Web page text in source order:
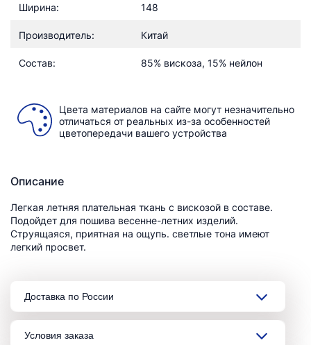
Ширина: 148
Производитель: Китай
Состав: 85% вискоза, 15% нейлон
Цвета материалов на сайте могут незначительно
отличаться от реальных из-за особенностей
цветопередачи вашего устройства
Описание
Легкая летняя плательная ткань с вискозой в составе.
Подойдет для пошива весенне-летних изделий.
Струящаяся, приятная на ощупь. светлые тона имеют
легкий просвет.
Доставка по России
Условия заказа